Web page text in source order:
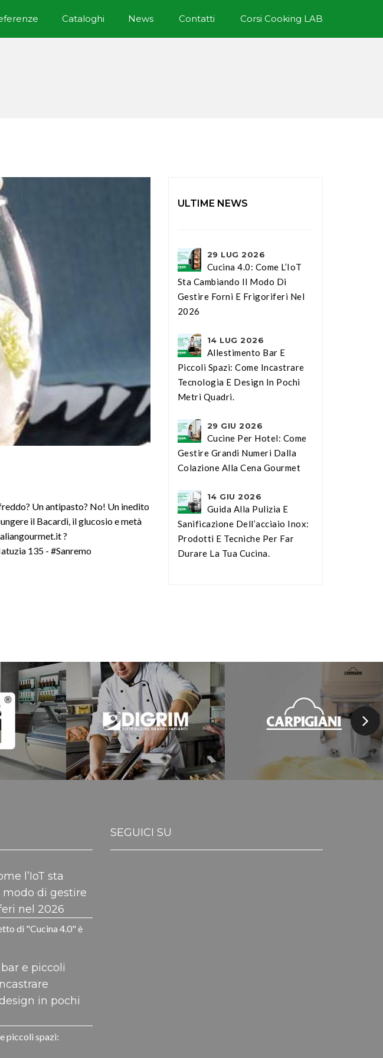
Cataloghi News Contatti Corsi Cooking LAB
Un antipasto? No! Un inedito
il Bacardi, il glucosio e metà
?
135 - #Sanremo
ULTIME NEWS
29 LUG 2026
Cucina 4.0: Come L’IoT
Sta Cambiando Il Modo Di
Gestire Forni E Frigoriferi Nel
2026
14 LUG 2026
Allestimento Bar E
Piccoli Spazi: Come Incastrare
Tecnologia E Design In Pochi
Metri Quadri.
29 GIU 2026
Cucine Per Hotel: Come
Gestire Grandi Numeri Dalla
Colazione Alla Cena Gourmet
14 GIU 2026
Guida Alla Pulizia E
Sanificazione Dell’acciaio Inox:
Prodotti E Tecniche Per Far
Durare La Tua Cucina.
l’IoT sta
di gestire
nel 2026
di "Cucina 4.0" è
e piccoli
in pochi
piccoli spazi:
SEGUICI SU